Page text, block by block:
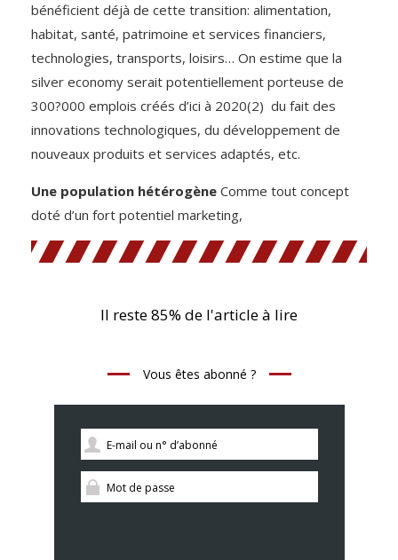
bénéficient déjà de cette transition: alimentation,
habitat, santé, patrimoine et services financiers,
technologies, transports, loisirs… On estime que la
silver economy serait potentiellement porteuse de
300?000 emplois créés d’ici à 2020(2) du fait des
innovations technologiques, du développement de
nouveaux produits et services adaptés, etc.
Une population hétérogène Comme tout concept
doté d’un fort potentiel marketing,
Il reste 85% de l'article à lire
Vous êtes abonné ?